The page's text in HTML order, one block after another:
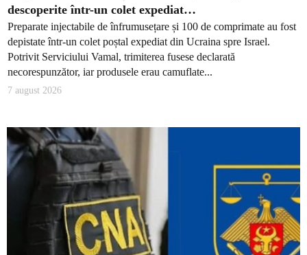
descoperite într-un colet expediat…
Preparate injectabile de înfrumusețare și 100 de comprimate au fost
depistate într-un colet poștal expediat din Ucraina spre Israel.
Potrivit Serviciului Vamal, trimiterea fusese declarată
necorespunzător, iar produsele erau camuflate...
7 august 2026